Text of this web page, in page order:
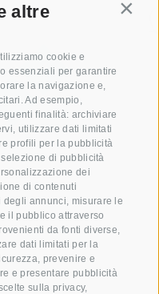
altre
cookie e
essenziali per garantire
la navigazione e,
Ad esempio,
finalità: archiviare
utilizzare dati limitati
profili per la pubblicità
di pubblicità
dei
di contenuti
annunci, misurare le
il pubblico attraverso
da fonti diverse,
dati limitati per la
prevenire e
e presentare pubblicità
sulla privacy,